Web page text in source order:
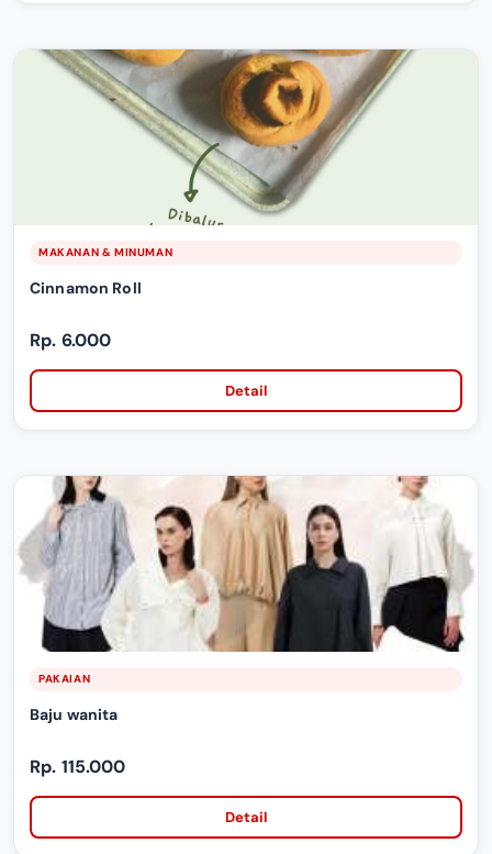
MAKANAN & MINUMAN
Cinnamon Roll
Rp. 6.000
Detail
PAKAIAN
Baju wanita
Rp. 115.000
Detail